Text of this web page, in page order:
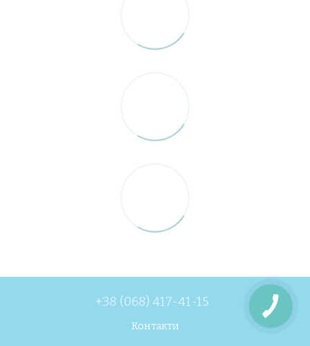
+38 (068) 417-41-15
Контакти